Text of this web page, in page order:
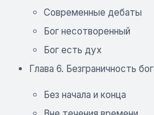
Современные дебаты
Бог несотворенный
Бог есть дух
Глава 6. Безграничность
Без начала и конца